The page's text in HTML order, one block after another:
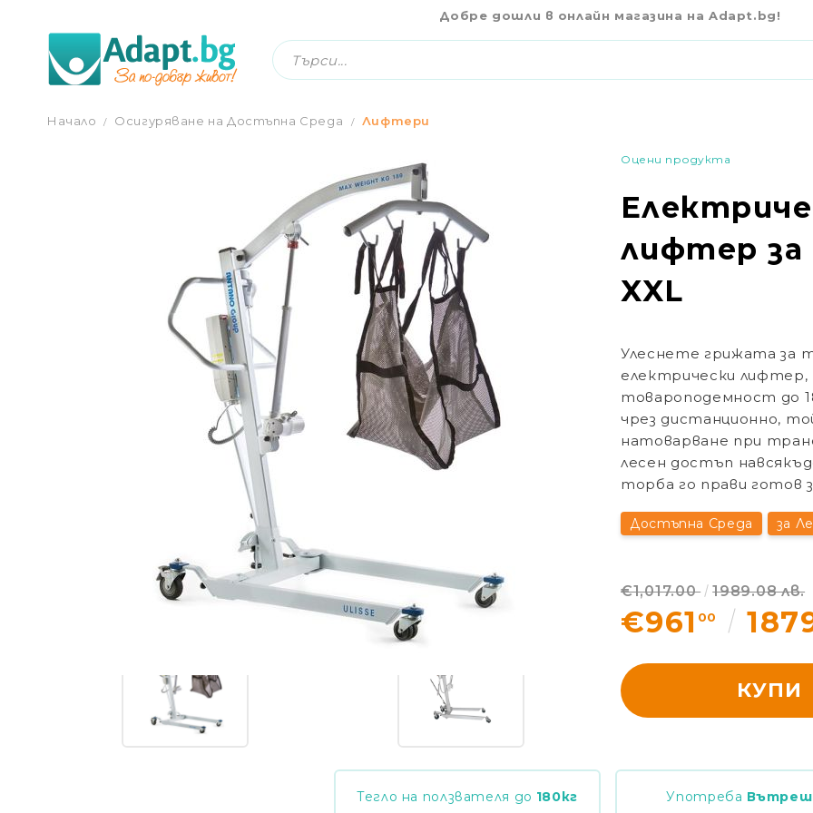
Добре дошли в онлайн магазина на Adapt.bg!
ЕЛЕКТРИЧЕСКИ ПАЦИЕНТСКИ ЛИФТЕР ЗА ИНВАЛИДИ АНТАНО XXL
Начало Осигуряване на Достъпна Среда Лифтери
Оцени продукта
лифтер
XXL
Улеснете грижата за
електрически лифтер,
товароподемност до
чрез дистанционно,
натоварване при
лесен достъп
торба го прави готов
Достъпна Среда за
€961 00
€1,017.00 1989.08 лв.
КУПИ
Тегло на ползвателя до 180кг Употреба